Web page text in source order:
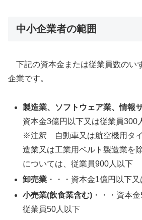
中小企業者の範囲
下記の資本金または従業員数のい
企業です。
製造業、ソフトウェア業、情報
資本金3億円以下又は従業員300
※注釈 自動車又は航空機用タ
造業又は工業用ベルト製造業を
については、従業員900人以下
卸売業 ・・・資本金1億円以下
小売業(飲食業含む) ・・・資本
従業員50人以下